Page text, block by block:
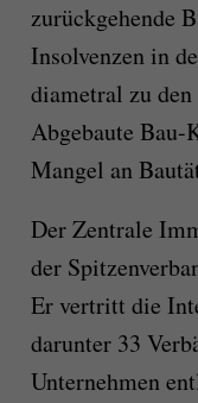
zurückgehende
Insolvenzen in
diametral zu den
Abgebaute Bau-
Mangel an
Der Zentrale
der
Er vertritt die
darunter 33
Unternehmen